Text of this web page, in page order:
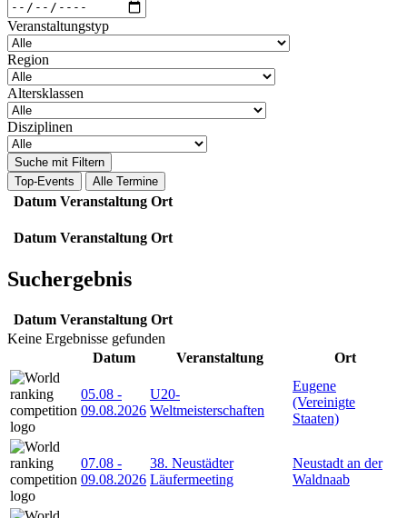
Veranstaltungstyp
Region
Altersklassen
Disziplinen
Suche mit Filtern
Top-Events
Alle Termine
Datum Veranstaltung Ort
Datum Veranstaltung Ort
Suchergebnis
Datum Veranstaltung Ort
Keine Ergebnisse gefunden
Datum
Veranstaltung Ort
05.08 -
09.08.2026
U20-
Weltmeisterschaften
Eugene
(Vereinigte
Staaten)
07.08 -
09.08.2026
38. Neustädter
Läufermeeting
Neustadt an der
Waldnaab